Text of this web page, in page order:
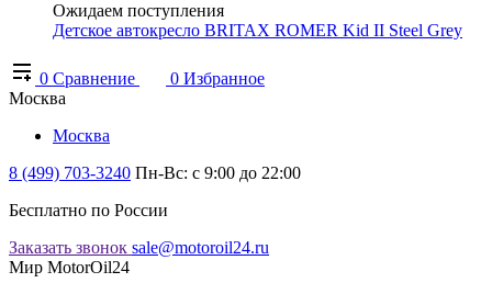
Ожидаем поступления
Детское автокресло BRITAX ROMER Kid II Steel Grey
0 Сравнение 0 Избранное
Москва
Москва
8 (499) 703-3240 Пн-Вс: с 9:00 до 22:00
Бесплатно по России
Заказать звонок sale@motoroil24.ru
Мир MotorOil24